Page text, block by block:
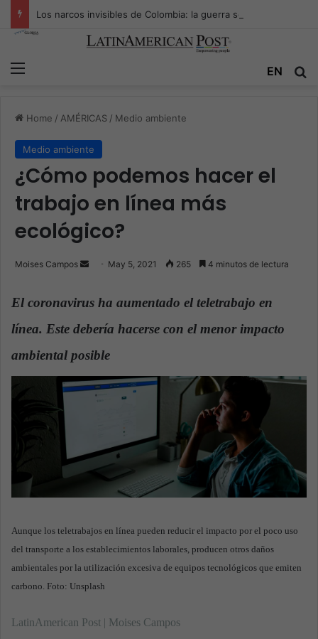
Menu EN
Home / AMÉRICAS / Medio ambiente
Medio ambiente
¿Cómo podemos hacer el
trabajo en línea más
ecológico?
Moises Campos
Send
email
May 5, 2021 265 4 minutos de lectura
El coronavirus ha aumentado el teletrabajo en
línea. Este debería hacerse con el menor impacto
ambiental posible
Aunque los teletrabajos en línea pueden reducir el impacto por el poco uso
del transporte a los establecimientos laborales, producen otros daños
ambientales por la utilización excesiva de equipos tecnológicos que emiten
carbono. Foto: Unsplash
LatinAmerican Post | Moises Campos